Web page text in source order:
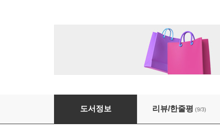
이만 원만 빌려줘
도서정보 리뷰/한줄평 (9/3)